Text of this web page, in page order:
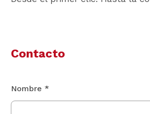
Contacto
Nombre *